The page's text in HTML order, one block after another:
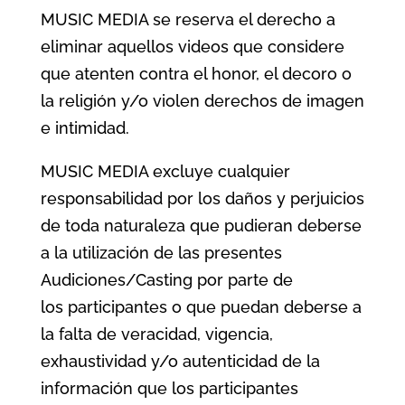
MUSIC MEDIA se reserva el derecho a
eliminar aquellos videos que considere
que atenten contra el honor, el decoro o
la religión y/o violen derechos de imagen
e intimidad.
MUSIC MEDIA excluye cualquier
responsabilidad por los daños y perjuicios
de toda naturaleza que pudieran deberse
a la utilización de las presentes
Audiciones/Casting por parte de
los participantes o que puedan deberse a
la falta de veracidad, vigencia,
exhaustividad y/o autenticidad de la
información que los participantes